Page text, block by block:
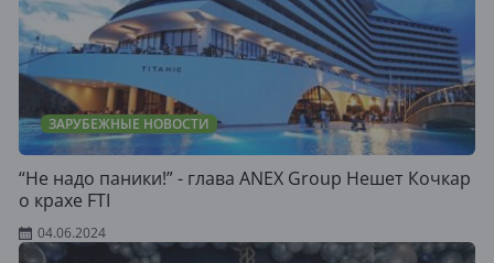
ЗАРУБЕЖНЫЕ НОВОСТИ
“Не надо паники!” - глава ANEX Group Нешет Кочкар
о крахе FTI
04.06.2024